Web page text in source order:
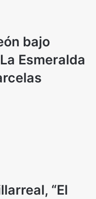
bajo
Esmeralda
“El